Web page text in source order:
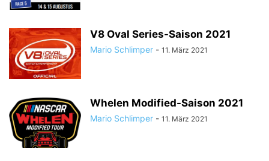
V8 Oval Series-Saison 2021
Mario Schlimper - 11. März 2021
Whelen Modified-Saison 2021
Mario Schlimper - 11. März 2021